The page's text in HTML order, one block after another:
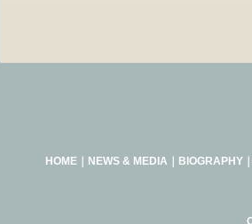
HOME｜ NEWS & MEDIA BIOGRAPHY｜